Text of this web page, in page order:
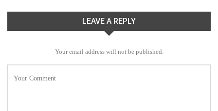
LEAVE A REPLY
Your email address will not be published.